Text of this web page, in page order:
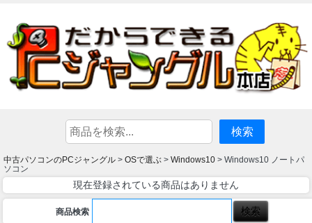
中古パソコンのPCジャングル > OSで選ぶ > Windows10 > Windows10 ノートパ
ソコン
現在登録されている商品はありません
商品検索